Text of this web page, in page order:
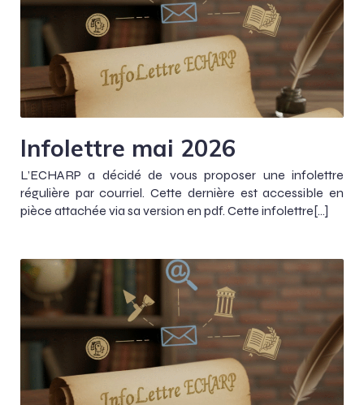
Infolettre mai 2026
L’ECHARP a décidé de vous proposer une infolettre
régulière par courriel. Cette dernière est accessible en
pièce attachée via sa version en pdf. Cette infolettre[…]